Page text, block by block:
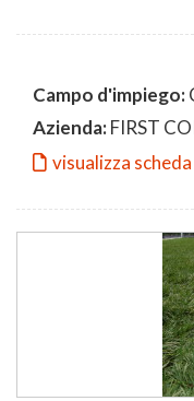
Campo d'impiego:
Azienda:FIRST
visualizza scheda